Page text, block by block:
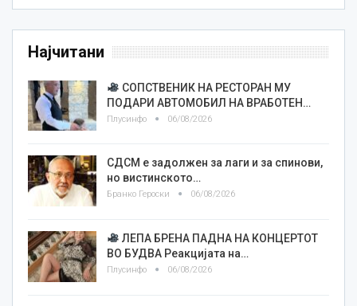
Најчитани
СОПСТВЕНИК НА РЕСТОРАН МУ
ПОДАРИ АВТОМОБИЛ НА ВРАБОТЕН…
Плусинфо 06/08/2026
СДСМ е задолжен за лаги и за спинови,
но вистинското…
Бранко Героски 06/08/2026
ЛЕПА БРЕНА ПАДНА НА КОНЦЕРТОТ
ВО БУДВА Реакцијата на…
Плусинфо 06/08/2026